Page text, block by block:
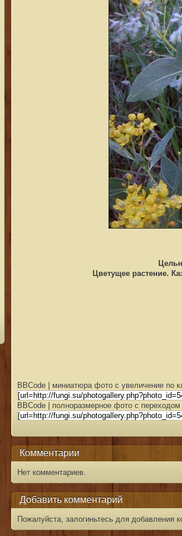
Цветущее растение.
BBCode | миниатюра фото с увеличение по
BBCode | полноразмерное фото с переходом
Комментарии
Нет комментариев.
Добавить комментарий
Пожалуйста, залогиньтесь для добавления